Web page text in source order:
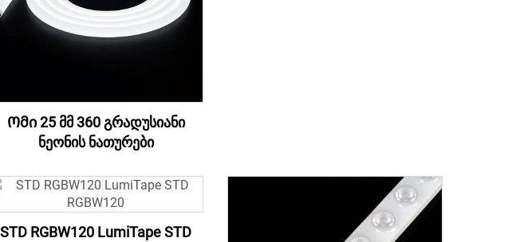
Ომი 25 მმ 360 გრადუსიანი
ნეონის ნათურები
STD RGBW120 LumiTape STD